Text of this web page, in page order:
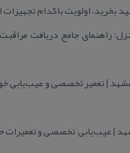
راهنمای جامع دریافت